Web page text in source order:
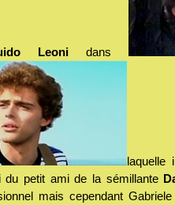
Leoni dans
du petit ami de la sémillante
mais cependant